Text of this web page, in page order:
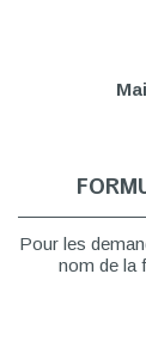
Pour les
nom de la